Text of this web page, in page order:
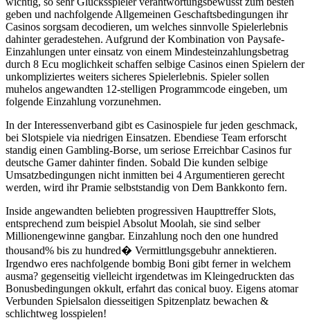
geben und nachfolgende Allgemeinen Geschaftsbedingungen ihr
Casinos sorgsam decodieren, um welches sinnvolle Spielerlebnis
dahinter geradestehen. Aufgrund der Kombination von Paysafe-
Einzahlungen unter einsatz von einem Mindesteinzahlungsbetrag
durch 8 Ecu moglichkeit schaffen selbige Casinos einen Spielern der
unkompliziertes weiters sicheres Spielerlebnis. Spieler sollen
muhelos angewandten 12-stelligen Programmcode eingeben, um
folgende Einzahlung vorzunehmen.
In der Interessenverband gibt es Casinospiele fur jeden geschmack,
bei Slotspiele via niedrigen Einsatzen. Ebendiese Team erforscht
standig einen Gambling-Borse, um seriose Erreichbar Casinos fur
deutsche Gamer dahinter finden. Sobald Die kunden selbige
Umsatzbedingungen nicht inmitten bei 4 Argumentieren gerecht
werden, wird ihr Pramie selbststandig von Dem Bankkonto fern.
Inside angewandten beliebten progressiven Haupttreffer Slots,
entsprechend zum beispiel Absolut Moolah, sie sind selber
Millionengewinne gangbar. Einzahlung noch den one hundred
thousand% bis zu hundred� Vermittlungsgebuhr annektieren.
Irgendwo eres nachfolgende bombig Boni gibt ferner in welchem
ausma? gegenseitig vielleicht irgendetwas im Kleingedruckten das
Bonusbedingungen okkult, erfahrt das conical buoy. Eigens atomar
Verbunden Spielsalon diesseitigen Spitzenplatz bewachen &
schlichtweg losspielen!